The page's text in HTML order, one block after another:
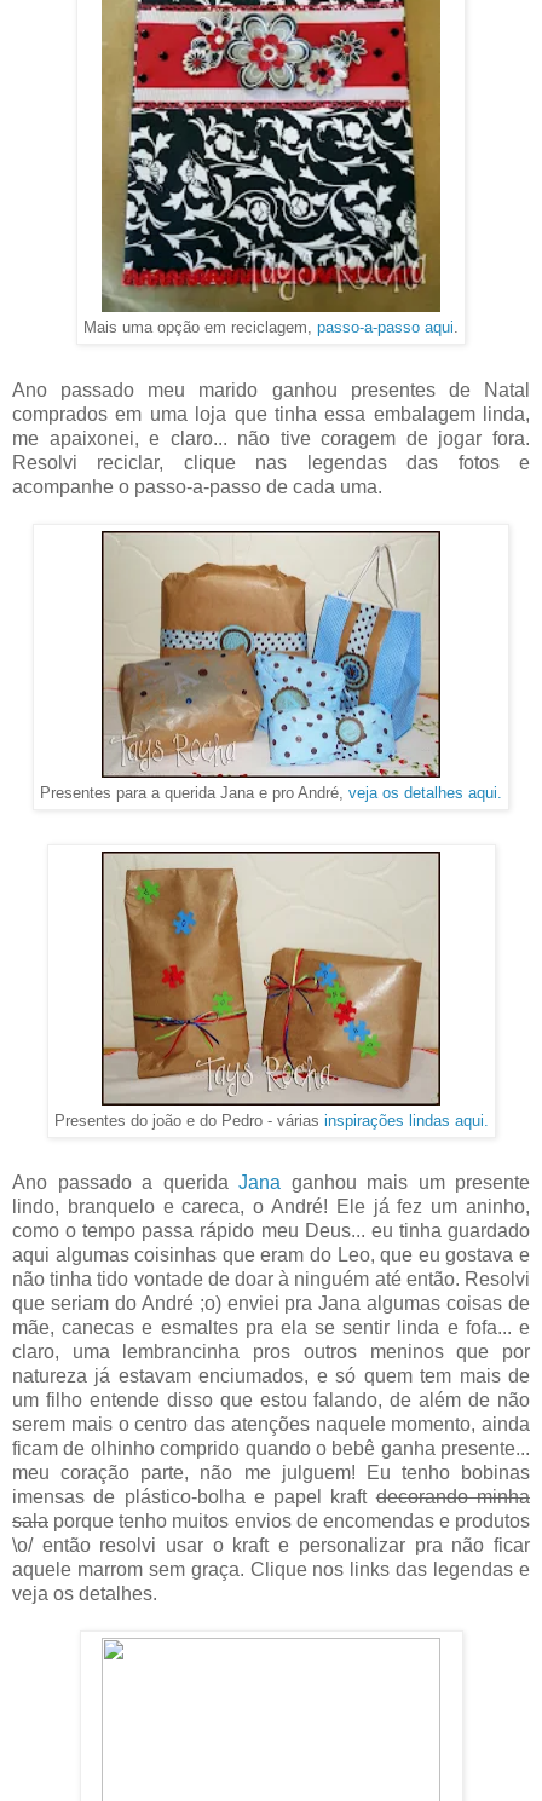
Mais uma opção em reciclagem, passo-a-passo aqui
Ano passado meu marido ganhou presentes de Natal
comprados em uma loja que tinha essa embalagem linda,
me apaixonei, e claro... não tive coragem de jogar fora.
Resolvi reciclar, clique nas legendas das fotos e
acompanhe o passo-a-passo de cada uma.
Presentes para a querida Jana e pro André, veja os detalhes aqui.
Presentes do joão e do Pedro - várias inspirações lindas aqui.
Ano passado a querida Jana ganhou mais um presente
lindo, branquelo e careca, o André! Ele já fez um aninho,
como o tempo passa rápido meu Deus... eu tinha guardado
aqui algumas coisinhas que eram do Leo, que eu gostava e
não tinha tido vontade de doar à ninguém até então. Resolvi
que seriam do André ;o) enviei pra Jana algumas coisas de
mãe, canecas e esmaltes pra ela se sentir linda e fofa... e
claro, uma lembrancinha pros outros meninos que por
natureza já estavam enciumados, e só quem tem mais de
um filho entende disso que estou falando, de além de não
serem mais o centro das atenções naquele momento, ainda
ficam de olhinho comprido quando o bebê ganha presente...
meu coração parte, não me julguem! Eu tenho bobinas
imensas de plástico-bolha e papel kraftdecorando minha
sala porque tenho muitos envios de encomendas e produtos
\o/ então resolvi usar o kraft e personalizar pra não ficar
aquele marrom sem graça. Clique nos links das legendas e
veja os detalhes.